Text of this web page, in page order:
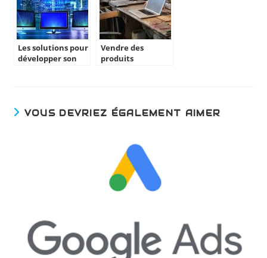
Les solutions pour
développer son
Vendre des
produits
VOUS DEVRIEZ ÉGALEMENT AIMER